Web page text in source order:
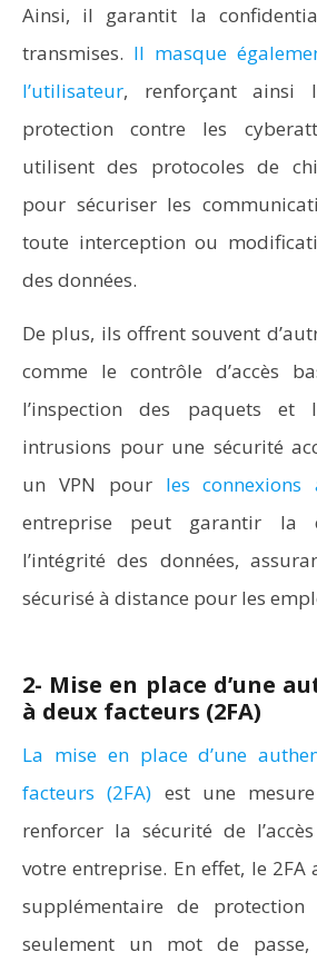
Ainsi, il garantit la
transmises. Il masque
l’utilisateur, renforçant ainsi
protection contre les
utilisent des protocoles de
pour sécuriser les
toute interception ou
des données.
De plus, ils offrent souvent
comme le contrôle d’accès
l’inspection des paquets et
intrusions pour une sécurité
un VPN pour les connexions
entreprise peut garantir la
l’intégrité des données,
sécurisé à distance pour les
2- Mise en place d’une
à deux facteurs (2FA)
La mise en place d’une
facteurs (2FA) est une
renforcer la sécurité de
votre entreprise. En effet, le 2FA
supplémentaire de
seulement un mot de